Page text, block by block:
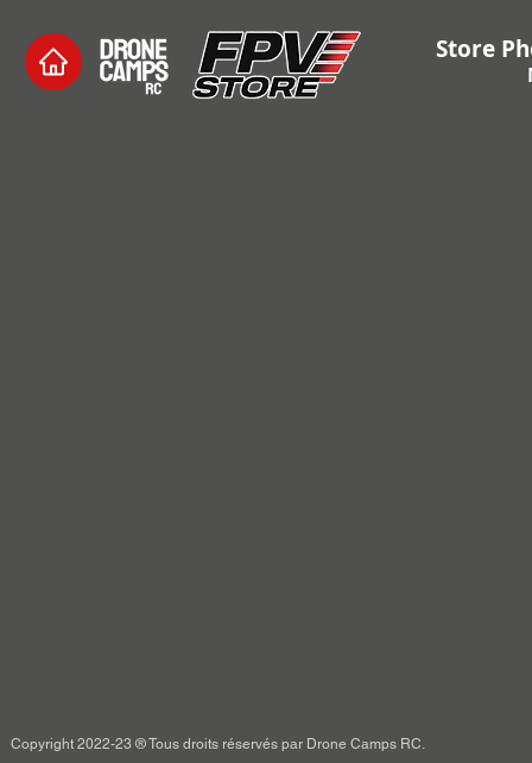
Store
Copyright 2022-23 ® Tous droits réservés par Drone Camps RC.